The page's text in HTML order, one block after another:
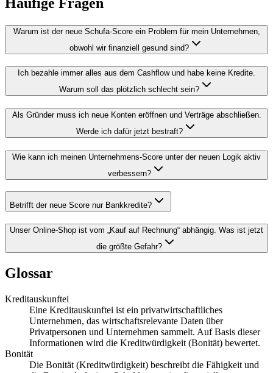
Warum ist der neue Schufa-Score ein Problem für mein Unternehmen,
obwohl wir finanziell gesund sind?
Ich bezahle immer alles aus dem Cashflow und habe keine Kredite.
Warum soll das plötzlich schlecht sein?
Als Gründer muss ich neue Konten eröffnen und Verträge abschließen.
Werde ich dafür jetzt bestraft?
Wie kann ich meinen Unternehmens-Score unter der neuen Logik aktiv
verbessern?
Betrifft der neue Score nur Bankkredite?
Unser Online-Shop ist vom „Kauf auf Rechnung“ abhängig. Was ist jetzt
die größte Gefahr?
Glossar
Kreditauskunftei
Eine Kreditauskunftei ist ein privatwirtschaftliches
Unternehmen, das wirtschaftsrelevante Daten über
Privatpersonen und Unternehmen sammelt. Auf Basis dieser
Informationen wird die Kreditwürdigkeit (Bonität) bewertet.
Bonität
Die Bonität (Kreditwürdigkeit) beschreibt die Fähigkeit und